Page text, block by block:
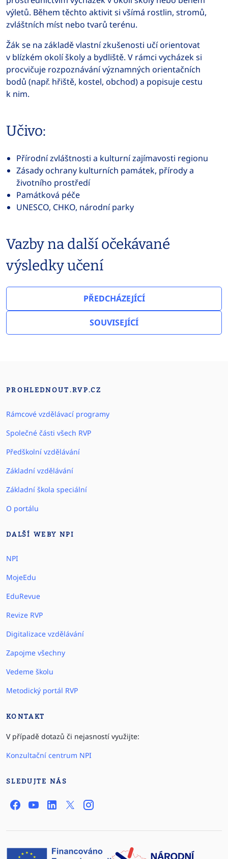
výletů. Během těchto aktivit si všímá rostlin, stromů,
zvláštních míst nebo tvarů terénu.
Žák se na základě vlastní zkušenosti učí orientovat
v blízkém okolí školy a bydliště. V rámci vycházek si
procvičuje rozpoznávání významných orientačních
bodů (např. hřiště, kostel, obchod) a popisuje cestu
k nim.
Učivo:
Přírodní zvláštnosti a kulturní zajímavosti regionu
Zásady ochrany kulturních památek, přírody a
životního prostředí
Památková péče
UNESCO, CHKO, národní parky
Vazby na další očekávané
výsledky učení
PŘEDCHÁZEJÍCÍ
SOUVISEJÍCÍ
PROHLEDNOUT.RVP.CZ
Rámcové vzdělávací programy
Společné části všech RVP
Předškolní vzdělávání
Základní vzdělávání
Základní škola speciální
O portálu
DALŠÍ WEBY NPI
NPI
MojeEdu
EduRevue
Revize RVP
Digitalizace vzdělávání
Zapojme všechny
Vedeme školu
Metodický portál RVP
KONTAKT
V případě dotazů či nejasností využijte:
Konzultační centrum NPI
SLEDUJTE NÁS